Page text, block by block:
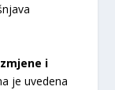
i
je uvedena